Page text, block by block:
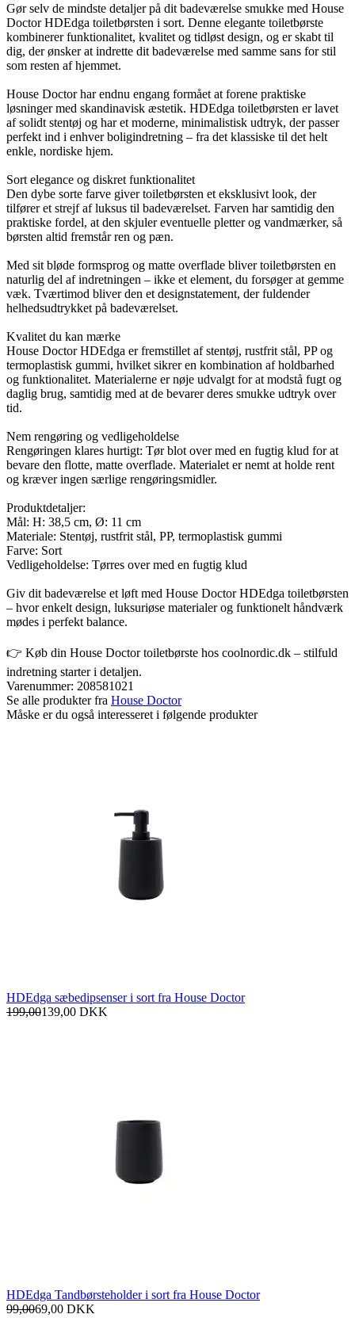
Gør selv de mindste detaljer på dit badeværelse smukke med House
Doctor HDEdga toiletbørsten i sort. Denne elegante toiletbørste
kombinerer funktionalitet, kvalitet og tidløst design, og er skabt til
dig, der ønsker at indrette dit badeværelse med samme sans for stil
som resten af hjemmet.
House Doctor har endnu engang formået at forene praktiske
løsninger med skandinavisk æstetik. HDEdga toiletbørsten er lavet
af solidt stentøj og har et moderne, minimalistisk udtryk, der passer
perfekt ind i enhver boligindretning – fra det klassiske til det helt
enkle, nordiske hjem.
Sort elegance og diskret funktionalitet
Den dybe sorte farve giver toiletbørsten et eksklusivt look, der
tilfører et strejf af luksus til badeværelset. Farven har samtidig den
praktiske fordel, at den skjuler eventuelle pletter og vandmærker, så
børsten altid fremstår ren og pæn.
Med sit bløde formsprog og matte overflade bliver toiletbørsten en
naturlig del af indretningen – ikke et element, du forsøger at gemme
væk. Tværtimod bliver den et designstatement, der fuldender
helhedsudtrykket på badeværelset.
Kvalitet du kan mærke
House Doctor HDEdga er fremstillet af stentøj, rustfrit stål, PP og
termoplastisk gummi, hvilket sikrer en kombination af holdbarhed
og funktionalitet. Materialerne er nøje udvalgt for at modstå fugt og
daglig brug, samtidig med at de bevarer deres smukke udtryk over
tid.
Nem rengøring og vedligeholdelse
Rengøringen klares hurtigt: Tør blot over med en fugtig klud for at
bevare den flotte, matte overflade. Materialet er nemt at holde rent
og kræver ingen særlige rengøringsmidler.
Produktdetaljer:
Mål: H: 38,5 cm, Ø: 11 cm
Materiale: Stentøj, rustfrit stål, PP, termoplastisk gummi
Farve: Sort
Vedligeholdelse: Tørres over med en fugtig klud
Giv dit badeværelse et løft med House Doctor HDEdga toiletbørsten
– hvor enkelt design, luksuriøse materialer og funktionelt håndværk
mødes i perfekt balance.
👉 Køb din House Doctor toiletbørste hos coolnordic.dk – stilfuld
indretning starter i detaljen.
Varenummer: 208581021
Se alle produkter fra House Doctor
Måske er du også interesseret i følgende produkter
HDEdga sæbedipsenser i sort fra House Doctor
199,00139,00 DKK
HDEdga Tandbørsteholder i sort fra House Doctor
99,0069,00 DKK